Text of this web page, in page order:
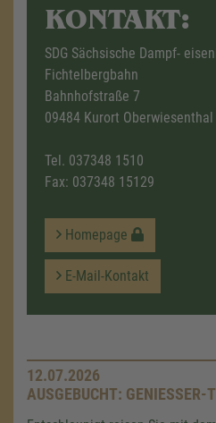
KONTAKT:
SDG Sächsische Dampf-
Fichtelbergbahn
Bahnhofstraße 7
09484 Kurort Oberwiesenthal
Tel. 037348 1510
Fax: 037348 15129
Homepage
E-Mail-Kontakt
12.07.2026
AUSGEBUCHT: GENIESSER-